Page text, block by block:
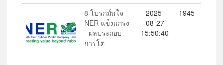
8 โบรกมั่นใจ
NER แข็งแกร่ง
- ผลประกอบ
การโต
2025-
08-27
15:50:40
1945